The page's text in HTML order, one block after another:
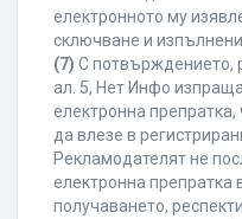
електронното му
сключване и
(7) С потвърждението,
ал. 5, Нет Инфо
електронна
да влезе в
Рекламодателят не
електронна препратка
получаването,